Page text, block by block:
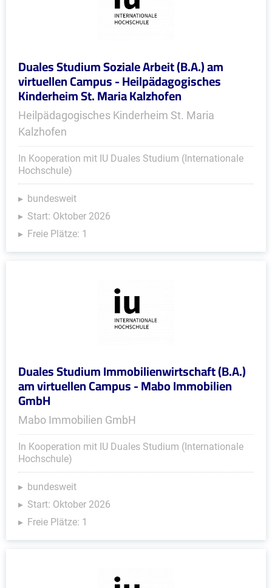
Duales Studium Soziale Arbeit (B.A.) am
virtuellen Campus - Heilpädagogisches
Kinderheim St. Maria Kalzhofen
Heilpädagogisches Kinderheim St. Maria
Kalzhofen
In Kooperation mit IU Duales Studium (Internationale
Hochschule)
bundesweit
Start: Oktober 2026
Freie Plätze: 1
Duales Studium Immobilienwirtschaft (B.A.)
am virtuellen Campus - Mabo Immobilien
GmbH
Mabo Immobilien GmbH
In Kooperation mit IU Duales Studium (Internationale
Hochschule)
bundesweit
Start: Oktober 2026
Freie Plätze: 1